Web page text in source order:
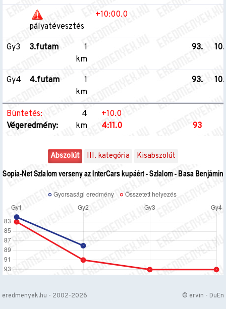
pályatévesztés
+10:00.0
Gy3 3.futam
1
km
93. 10.
Gy4 4.futam
1
km
93. 10.
Büntetés:
Végeredmény:
4
km
+10.0
4:11.0
93
Abszolút III. kategória Kisabszolút
eredmenyek.hu - 2002-2026 © ervin - DuEn